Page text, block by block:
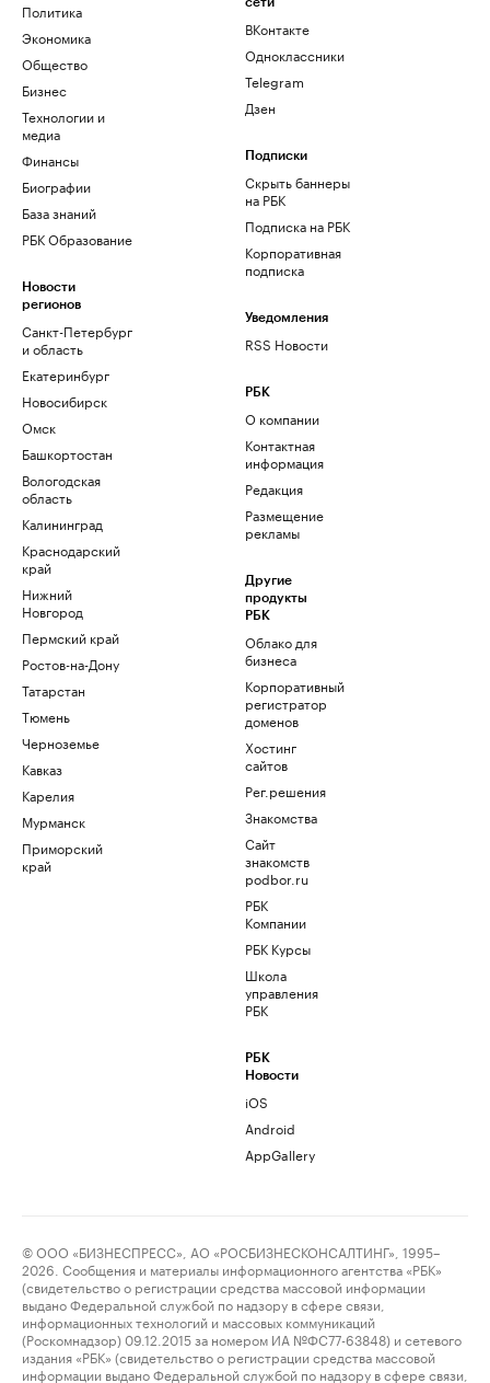
Политика
Экономика
Общество
Бизнес
Технологии и
медиа
Финансы
Биографии
База знаний
РБК Образование
Новости
регионов
Санкт-Петербург
и область
Екатеринбург
Новосибирск
Омск
Башкортостан
Вологодская
область
Калининград
Краснодарский
край
Нижний
Новгород
Пермский край
Ростов-на-Дону
Татарстан
Тюмень
Черноземье
Кавказ
Карелия
Мурманск
Приморский
край
ВКонтакте
Одноклассники
Telegram
Дзен
Подписки
Скрыть баннеры
на РБК
Подписка на РБК
Корпоративная
подписка
Уведомления
RSS Новости
РБК
О компании
Контактная
информация
Редакция
Размещение
рекламы
Другие
продукты
РБК
Облако для
бизнеса
Корпоративный
регистратор
доменов
Хостинг
сайтов
Рег.решения
Знакомства
Сайт
знакомств
podbor.ru
РБК
Компании
РБК Курсы
Школа
управления
РБК
РБК
Новости
iOS
Android
AppGallery
© ООО «БИЗНЕСПРЕСС», АО «РОСБИЗНЕСКОНСАЛТИНГ», 1995–
2026. Сообщения и материалы информационного агентства «РБК»
(свидетельство о регистрации средства массовой информации
выдано Федеральной службой по надзору в сфере связи,
информационных технологий и массовых коммуникаций
(Роскомнадзор) 09.12.2015 за номером ИА №ФС77-63848) и сетевого
издания «РБК» (свидетельство о регистрации средства массовой
информации выдано Федеральной службой по надзору в сфере связи,